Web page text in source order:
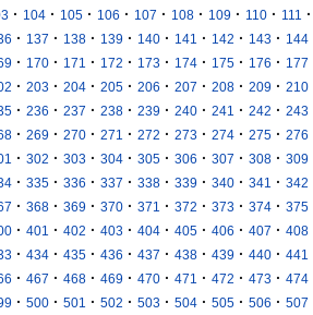
· 104 · 105 · 106 · 107 · 108 · 109 · 110 · 111 ·
· 137 · 138 · 139 · 140 · 141 · 142 · 143 · 144
· 170 · 171 · 172 · 173 · 174 · 175 · 176 · 177
· 203 · 204 · 205 · 206 · 207 · 208 · 209 · 210
· 236 · 237 · 238 · 239 · 240 · 241 · 242 · 243
· 269 · 270 · 271 · 272 · 273 · 274 · 275 · 276
· 302 · 303 · 304 · 305 · 306 · 307 · 308 · 309
· 335 · 336 · 337 · 338 · 339 · 340 · 341 · 342
· 368 · 369 · 370 · 371 · 372 · 373 · 374 · 375
· 401 · 402 · 403 · 404 · 405 · 406 · 407 · 408
· 434 · 435 · 436 · 437 · 438 · 439 · 440 · 441
· 467 · 468 · 469 · 470 · 471 · 472 · 473 · 474
· 500 · 501 · 502 · 503 · 504 · 505 · 506 · 507